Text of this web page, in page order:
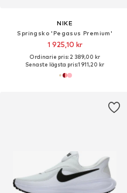
NIKE
Springsko 'Pegasus Premium'
1 925,10 kr
Ordinarie pris: 2 389,00 kr
Senaste lägsta pris:1 911,20 kr